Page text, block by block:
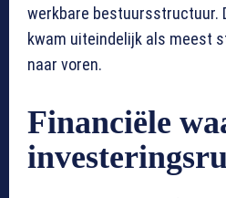
werkbare bestuursstructuur.
kwam uiteindelijk als meest
naar voren.
Financiële